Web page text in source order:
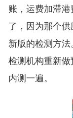
账，运费加滞
了，因为那个
新版的检测方
检测机构重新
内测一遍。